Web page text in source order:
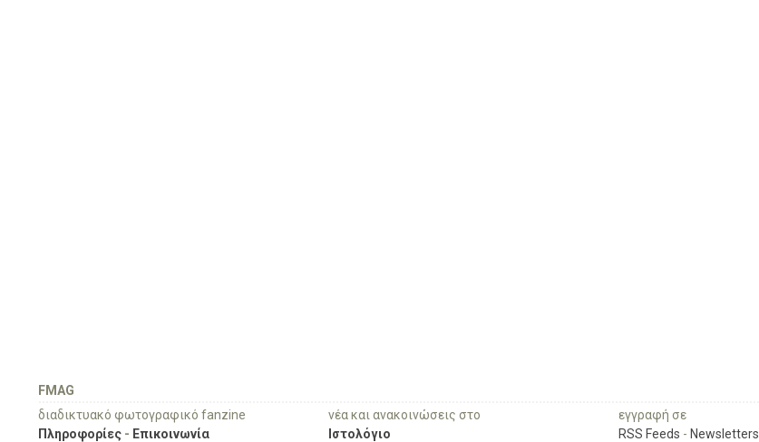
FMAG
διαδικτυακό φωτογραφικό fanzine
Πληροφορίες - Επικοινωνία
νέα και ανακοινώσεις στο
Ιστολόγιο
εγγραφή σε
RSS Feeds - Newsletters